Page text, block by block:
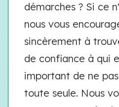
démarches ? Si ce
nous vous
sincèrement à
de confiance à qui
important de ne
toute seule. Nous